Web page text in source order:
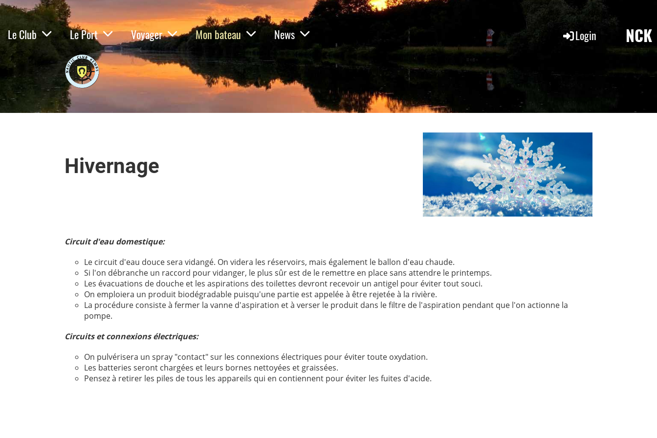
Le Club Le Port Voyager Mon bateau News Login NCK
Hivernage
Circuit d'eau domestique:
Le circuit d'eau douce sera vidangé. On videra les réservoirs, mais également le ballon d'eau chaude.
Si l'on débranche un raccord pour vidanger, le plus sûr est de le remettre en place sans attendre le printemps.
Les évacuations de douche et les aspirations des toilettes devront recevoir un antigel pour éviter tout souci.
On emploiera un produit biodégradable puisqu'une partie est appelée à être rejetée à la rivière.
La procédure consiste à fermer la vanne d'aspiration et à verser le produit dans le filtre de l'aspiration pendant que l'on actionne la
pompe.
Circuits et connexions électriques:
On pulvérisera un spray "contact" sur les connexions électriques pour éviter toute oxydation.
Les batteries seront chargées et leurs bornes nettoyées et graissées.
Pensez à retirer les piles de tous les appareils qui en contiennent pour éviter les fuites d'acide.